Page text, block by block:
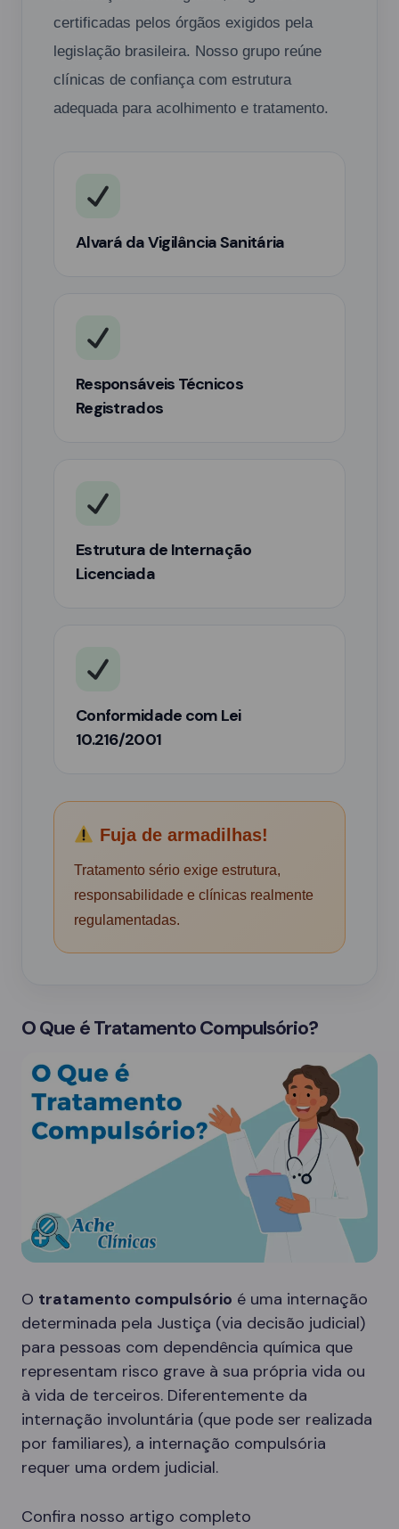
certificadas pelos órgãos exigidos pela
legislação brasileira. Nosso grupo reúne
clínicas de confiança com estrutura
adequada para acolhimento e tratamento.
Alvará da Vigilância Sanitária
Responsáveis Técnicos
Registrados
Estrutura de Internação
Licenciada
Conformidade com Lei
10.216/2001
Fuja de armadilhas!
Tratamento sério exige estrutura,
responsabilidade e clínicas realmente
regulamentadas.
O Que é Tratamento Compulsório?
O tratamento compulsório é uma internação
determinada pela Justiça (via decisão judicial)
para pessoas com dependência química que
representam risco grave à sua própria vida ou
à vida de terceiros. Diferentemente da
internação involuntária (que pode ser realizada
por familiares), a internação compulsória
requer uma ordem judicial.
Confira nosso artigo completo